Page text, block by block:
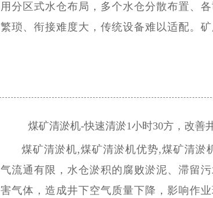
用分区式水仓布局，多个水仓分散布置、
繁琐、衔接难度大，传统设备难以适配。
适配现代化矿井分区运维模式。矿用清淤
煤矿清淤机-快速清淤1小时30方，改善
煤矿清淤机,煤矿清淤机优势,煤矿清淤
气流通有限，水仓淤积的腐败淤泥、滞留
害气体，造成井下空气质量下降，影响作